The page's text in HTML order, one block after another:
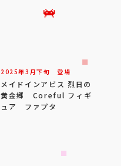
2025年3 月下旬 登場
メイドインアビス 烈日の
黄金郷 Coreful フィギ
ュア ファプタ